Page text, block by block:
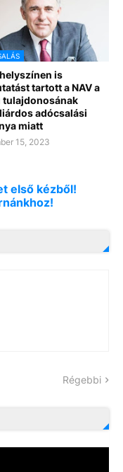
is
tartott a NAV a
tulajdonosának
adócsalási
miatt
15, 2023
első kézből!
Régebbi